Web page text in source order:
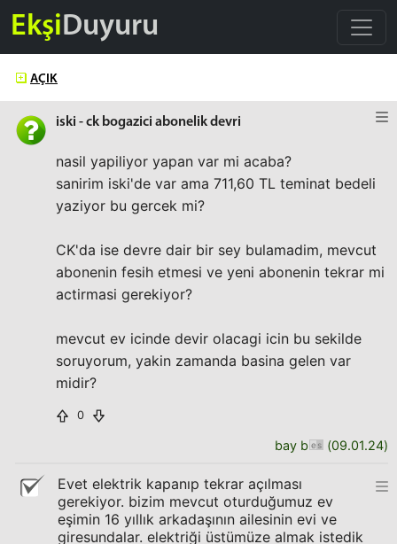
EkşiDuyuru
AÇIK
iski - ck bogazici abonelik devri
nasil yapiliyor yapan var mi acaba?
sanirim iski'de var ama 711,60 TL teminat bedeli
yaziyor bu gercek mi?
CK'da ise devre dair bir sey bulamadim, mevcut
abonenin fesih etmesi ve yeni abonenin tekrar mi
actirmasi gerekiyor?
mevcut ev icinde devir olacagi icin bu sekilde
soruyorum, yakin zamanda basina gelen var
midir?
0
bay b (09.01.24)
Evet elektrik kapanıp tekrar açılması
gerekiyor. bizim mevcut oturduğumuz ev
eşimin 16 yıllık arkadaşının ailesinin evi ve
giresundalar. elektriği üstümüze almak istedik